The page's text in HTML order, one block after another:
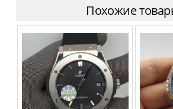
Похожие